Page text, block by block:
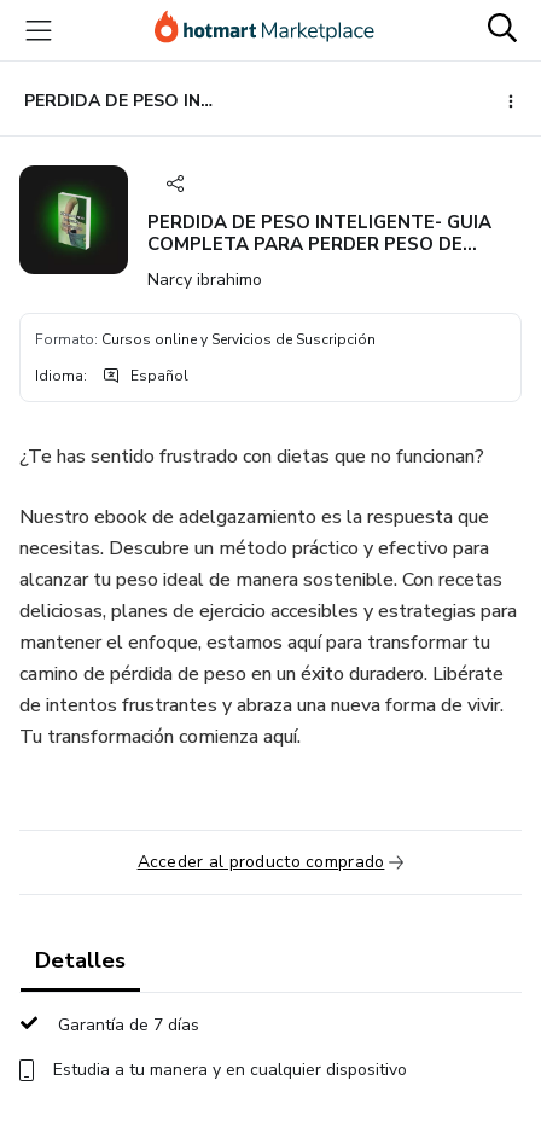
principal
página
de
página
PERDIDA DE PESO INTELIGENTE- GUIA COMPLETA PARA PERDER PESO DE FORMA SALUDABLE
PERDIDA DE PESO INTELIGENTE- GUIA
COMPLETA PARA PERDER PESO DE
Narcy ibrahimo
Formato: Cursos online y Servicios de Suscripción
Idioma: Español
¿Te has sentido frustrado con dietas que no funcionan?
Nuestro ebook de adelgazamiento es la respuesta que
necesitas. Descubre un método práctico y efectivo para
alcanzar tu peso ideal de manera sostenible. Con recetas
deliciosas, planes de ejercicio accesibles y estrategias para
mantener el enfoque, estamos aquí para transformar tu
camino de pérdida de peso en un éxito duradero. Libérate
de intentos frustrantes y abraza una nueva forma de vivir.
Tu transformación comienza aquí.
Acceder al producto comprado
Detalles
Garantía de 7 días
Estudia a tu manera y en cualquier dispositivo